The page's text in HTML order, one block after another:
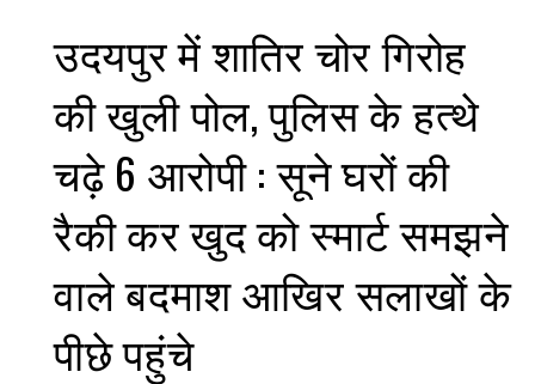
उदयपुर में शातिर चोर गिरोह
की खुली पोल, पुलिस के हत्थे
चढ़े 6 आरोपी : सूने घरों की
रैकी कर खुद को स्मार्ट समझने
वाले बदमाश आखिर सलाखों के
पीछे पहुंचे